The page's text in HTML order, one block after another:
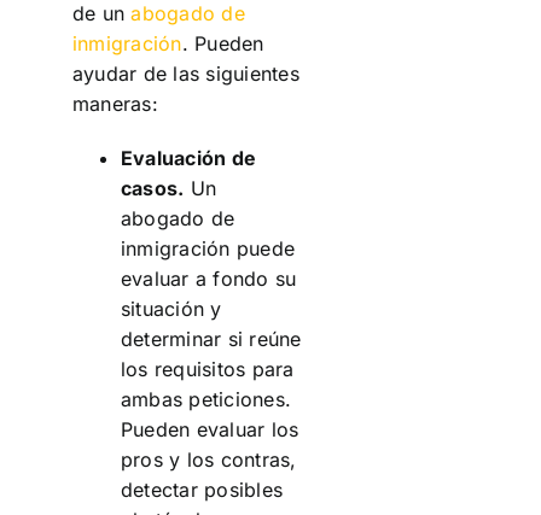
de unabogado de
inmigración. Pueden
ayudar de las siguientes
maneras:
Evaluación de
casos. Un
abogado de
inmigración puede
evaluar a fondo su
situación y
determinar si reúne
los requisitos para
ambas peticiones.
Pueden evaluar los
pros y los contras,
detectar posibles